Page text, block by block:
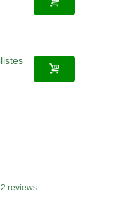
reviews.